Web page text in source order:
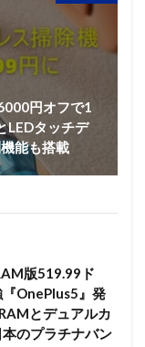
円オフで1
LEDタッチデ
能も搭載
版519.99ド
『OnePlus5』発
とデュアルカ
本のプラチナバン